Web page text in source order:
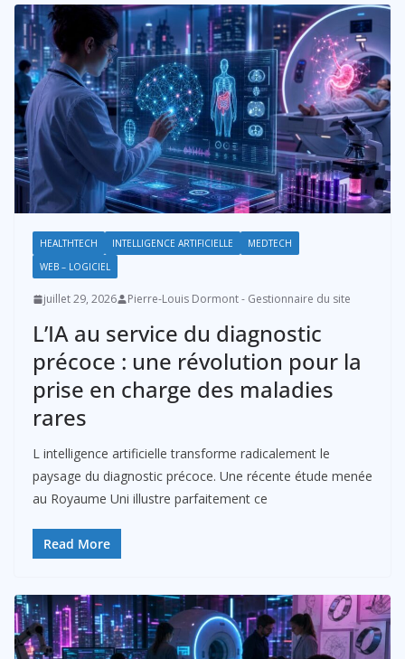
HEALTHTECH INTELLIGENCE ARTIFICIELLE
MEDTECH
WEB – LOGICIEL
juillet 29, 2026 Pierre-Louis Dormont - Gestionnaire du site
L’IA au service du diagnostic
précoce : une révolution pour la
prise en charge des maladies
rares
L intelligence artificielle transforme radicalement le
paysage du diagnostic précoce. Une récente étude menée
au Royaume Uni illustre parfaitement ce
Read More